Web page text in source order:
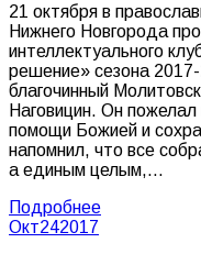
21 октября в
Нижнего Новгорода
интеллектуального
решение» сезона
благочинный
Наговицин. Он
помощи Божией и
напомнил, что все
а единым целым,…
Подробнее
Окт242017